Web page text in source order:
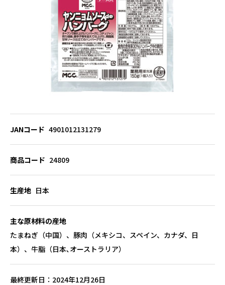
JANコード 4901012131279
商品コード 24809
生産地 日本
主な原材料の産地
たまねぎ（中国）、豚肉（メキシコ、スペイン、カナダ、日
本）、牛脂（日本､オーストラリア）
最終更新日 2024年12月26日